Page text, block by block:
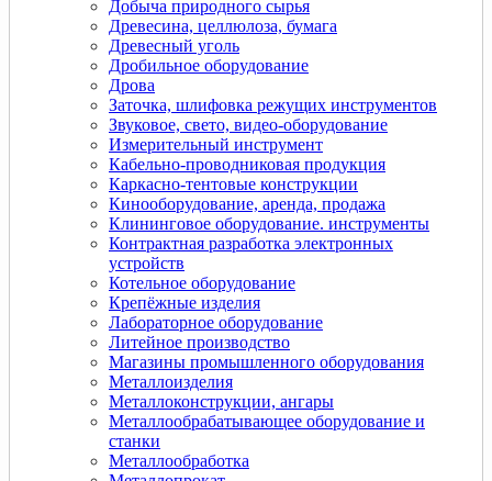
Добыча природного сырья
Древесина, целлюлоза, бумага
Древесный уголь
Дробильное оборудование
Дрова
Заточка, шлифовка режущих инструментов
Звуковое, свето, видео-оборудование
Измерительный инструмент
Кабельно-проводниковая продукция
Каркасно-тентовые конструкции
Кинооборудование, аренда, продажа
Клининговое оборудование. инструменты
Контрактная разработка электронных
устройств
Котельное оборудование
Крепёжные изделия
Лабораторное оборудование
Литейное производство
Магазины промышленного оборудования
Металлоизделия
Металлоконструкции, ангары
Металлообрабатывающее оборудование и
станки
Металлообработка